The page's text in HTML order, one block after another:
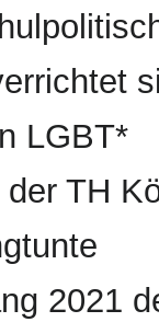
LGBT*
der TH
2021